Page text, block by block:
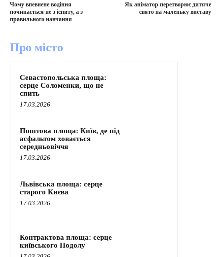
Чому впевнене водіння
починається не з іспиту, а з
правильного навчання
Як аніматор перетворює дитяче
свято на маленьку виставу
Про місто
Севастопольська площа:
серце Соломенки, що не
спить
17.03.2026
Поштова площа: Київ, де під
асфальтом ховається
середньовіччя
17.03.2026
Львівська площа: серце
старого Києва
17.03.2026
Контрактова площа: серце
київського Подолу